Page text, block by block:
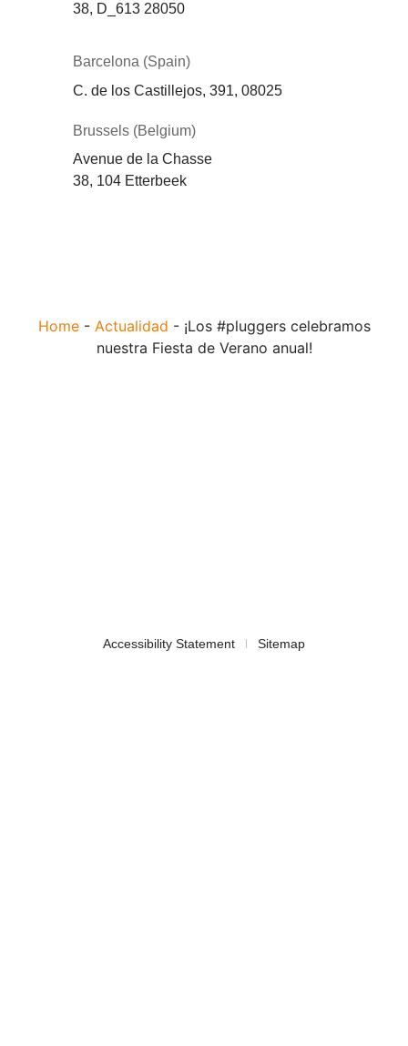
38, D_613 28050
Barcelona (Spain)
C. de los Castillejos, 391, 08025
Brussels (Belgium)
Avenue de la Chasse
38, 104 Etterbeek
Home- Actualidad - ¡Los #pluggers celebramos
nuestra Fiesta de Verano anual!
Accessibility Statement Sitemap